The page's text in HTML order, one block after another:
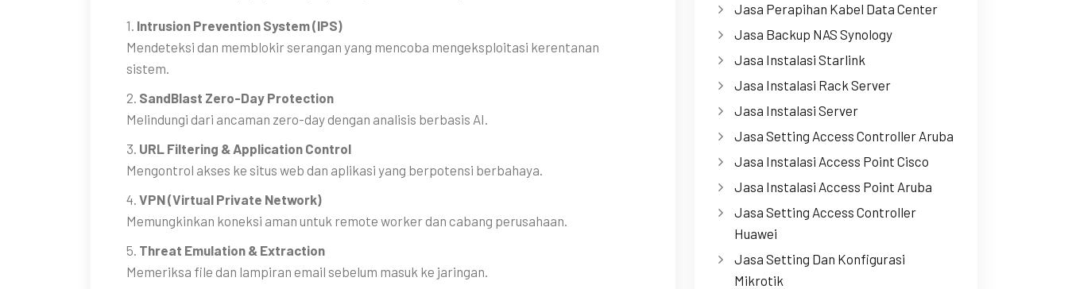
1. Intrusion Prevention System (IPS)
Mendeteksi dan memblokir serangan yang mencoba mengeksploitasi kerentanan
sistem.
2. SandBlast Zero-Day Protection
Melindungi dari ancaman zero-day dengan analisis berbasis AI.
3. URL Filtering & Application Control
Mengontrol akses ke situs web dan aplikasi yang berpotensi berbahaya.
4. VPN (Virtual Private Network)
Memungkinkan koneksi aman untuk remote worker dan cabang perusahaan.
5. Threat Emulation & Extraction
Memeriksa file dan lampiran email sebelum masuk ke jaringan.
Jasa Perapihan Kabel Data Center
Jasa Backup NAS Synology
Jasa Instalasi Starlink
Jasa Instalasi Rack Server
Jasa Instalasi Server
Jasa Setting Access Controller Aruba
Jasa Instalasi Access Point Cisco
Jasa Instalasi Access Point Aruba
Jasa Setting Access Controller
Huawei
Jasa Setting Dan Konfigurasi
Mikrotik